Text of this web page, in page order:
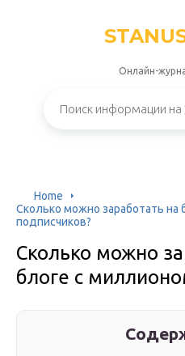
Онлайн-
Home
Сколько можно заработать на
подписчиков?
Сколько можно
блоге с